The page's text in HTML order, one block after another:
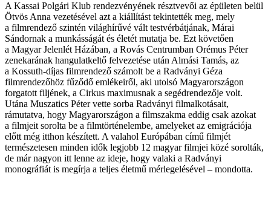
A Kassai Polgári Klub rendezvényének résztvevői az épületen belül
Ötvös Anna vezetésével azt a kiállítást tekintették meg, mely
a filmrendező szintén világhírűvé vált testvérbátjának, Márai
Sándornak a munkásságát és életét mutatja be. Ezt követően
a Magyar Jelenlét Házában, a Rovás Centrumban Orémus Péter
zenekarának hangulatkeltő felvezetése után Almási Tamás, az
a Kossuth-díjas filmrendező számolt be a Radványi Géza
filmrendezőhöz fűződő emlékeiről, aki utolsó Magyarországon
forgatott filjének, a Cirkus maximusnak a segédrendezője volt.
Utána Muszatics Péter vette sorba Radványi filmalkotásait,
rámutatva, hogy Magyarországon a filmszakma eddig csak azokat
a filmjeit sorolta be a filmtörténelembe, amelyeket az emigrációja
előtt még itthon készített. A valahol Európában című filmjét
természetesen minden idők legjobb 12 magyar filmjei közé sorolták,
de már nagyon itt lenne az ideje, hogy valaki a Radványi
monográfiát is megírja a teljes életmű mérlegelésével – mondotta.